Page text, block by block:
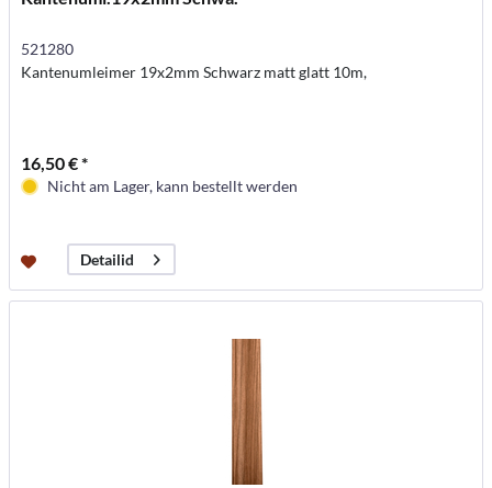
521280
Kantenumleimer 19x2mm Schwarz matt glatt 10m,
16,50 € *
Nicht am Lager, kann bestellt werden
Detailid